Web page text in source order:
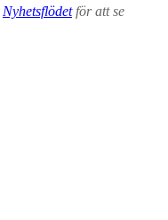
Nyhetsflödetför att se